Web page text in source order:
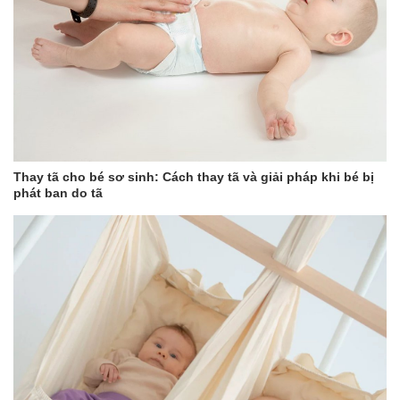
giảm các vết ố trên bề mặt răng giúp răng trở nên trắng
sạch tự nhiên.
Ức chế sự phát triển của vi khuẩn trong mảng
bám và nước bọt, hạn chế tình trạng khô miệng và hôi
Làm sạch khoang miệng, loại
bỏ mùi hôi khoang miệng và tạo sự the mát sảng khoái khi
Không chứa các thành phần: Cồn, Fluoride, Sulfate, màu nhân
tạo, chất tạo ngọt hóa học, hạt vi nhựa, dầu khoáng, Parabens.
Không thử nghiệm trên động vật và không sử dụng nguyên liệu từ
động vật.
4. Đối tượng sử dụng
– Phù hợp cho mọi lứa tuổi và đối tượng, thích hợp cho các tình
trạng răng nhạy cảm và ê buốt.
– Trẻ em dưới 6 tuổi cần có sự giám sát của người lớn khi sử
dụng.
Thay tã cho bé sơ sinh: Cách thay tã và giải pháp khi bé bị
phát ban do tã